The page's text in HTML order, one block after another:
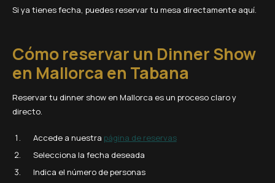
Si ya tienes fecha, puedes reservar tu mesa directamente aquí.
Cómo reservar un Dinner Show
en Mallorca en Tabana
Reservar tu dinner show en Mallorca es un proceso claro y
directo.
Accede a nuestra página de reservas
Selecciona la fecha deseada
Indica el número de personas